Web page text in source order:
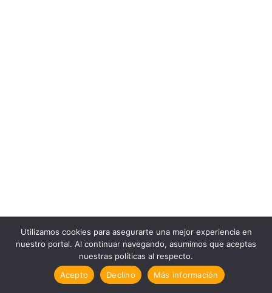
Utilizamos cookies para asegurarte una mejor experiencia en
nuestro portal. Al continuar navegando, asumimos que aceptas
nuestras políticas al respecto.
Acepto
Declino Más información